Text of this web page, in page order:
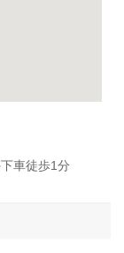
車徒歩1分